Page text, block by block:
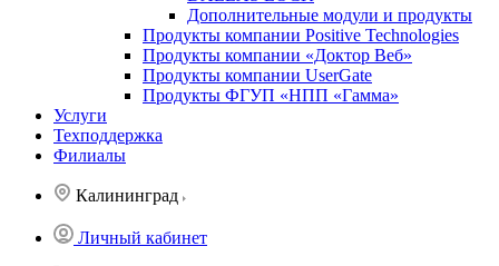
Дополнительные модули и продукты
Продукты компании Positive Technologies
Продукты компании «Доктор Веб»
Продукты компании UserGate
Продукты ФГУП «НПП «Гамма»
Услуги
Техподдержка
Филиалы
Калининград
Личный кабинет